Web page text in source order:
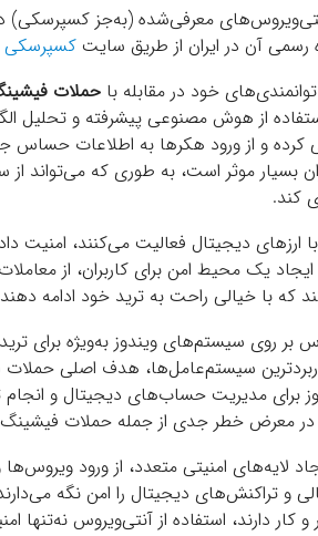
معرفی‌شده (به‌جز کسپرسکی) در
رسمی آن در ایران از طریق سایت کسپرسکی
خود در مقابله با حملات
از هوش مصنوعی پیشرفته و
و از ورود هکرها به اطلاعات حساس
بسیار موثر است، به طوری که می‌تواند
کند.
ارزهای دیجیتال فعالیت می‌کنند، امنیت
یک محیط امن برای کاربران، از
که با خیالی راحت به ترید خود ادامه
بر روی سیستم‌های ویندوز به‌ویژه برای
سیستم‌عامل‌ها، هدف اصلی حملات
برای مدیریت حساب‌های دیجیتال و
معرض خطر جدی از جمله حملات فیشینگ،
لایه‌های امنیتی متعدد، از ورود
و تراکنش‌های دیجیتال را امن نگه
کار دارند، استفاده از آنتی‌ویروس